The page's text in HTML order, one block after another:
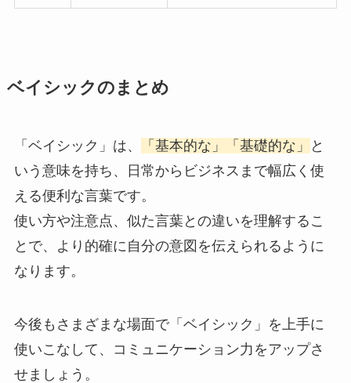
ベイシックのまとめ
「ベイシック」は、 「基本的な」「基礎的な」
と
いう意味を持ち、日常からビジネスまで幅広く使
える便利な言葉です。
使い方や注意点、似た言葉との違いを理解するこ
とで、より的確に自分の意図を伝えられるように
なります。
今後もさまざまな場面で「ベイシック」を上手に
使いこなして、コミュニケーション力をアップさ
せましょう。